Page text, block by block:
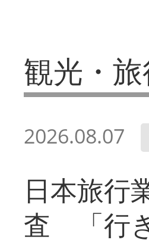
観光・
2026.08.07
日本旅行
査 「行